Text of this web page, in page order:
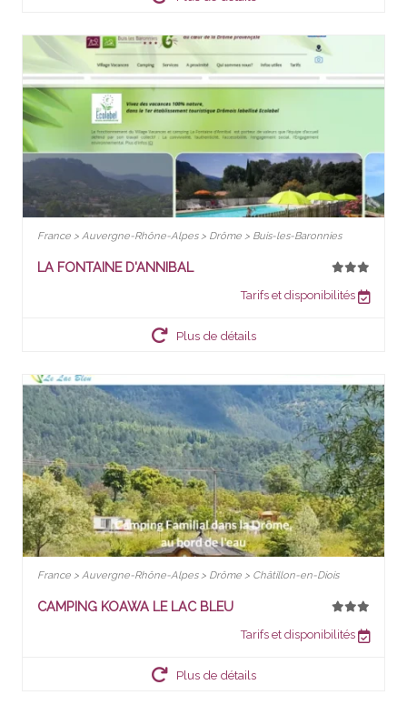
France > Auvergne-Rhône-Alpes > Drôme > Buis-les-Baronnies
LA FONTAINE D'ANNIBAL
Tarifs et disponibilités
Plus de détails
France > Auvergne-Rhône-Alpes > Drôme > Châtillon-en-Diois
CAMPING KOAWA LE LAC BLEU
Tarifs et disponibilités
Plus de détails